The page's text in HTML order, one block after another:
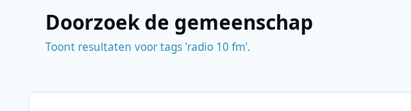
Doorzoek de gemeenschap
Toont resultaten voor tags 'radio 10 fm'.